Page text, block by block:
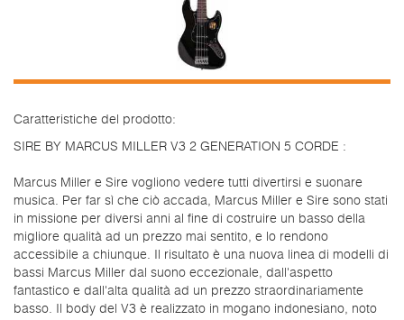
Caratteristiche del prodotto:
SIRE BY MARCUS MILLER V3 2 GENERATION 5 CORDE :
Marcus Miller e Sire vogliono vedere tutti divertirsi e suonare
musica. Per far sì che ciò accada, Marcus Miller e Sire sono stati
in missione per diversi anni al fine di costruire un basso della
migliore qualità ad un prezzo mai sentito, e lo rendono
accessibile a chiunque. Il risultato è una nuova linea di modelli di
bassi Marcus Miller dal suono eccezionale, dall'aspetto
fantastico e dall'alta qualità ad un prezzo straordinariamente
basso. Il body del V3 è realizzato in mogano indonesiano, noto